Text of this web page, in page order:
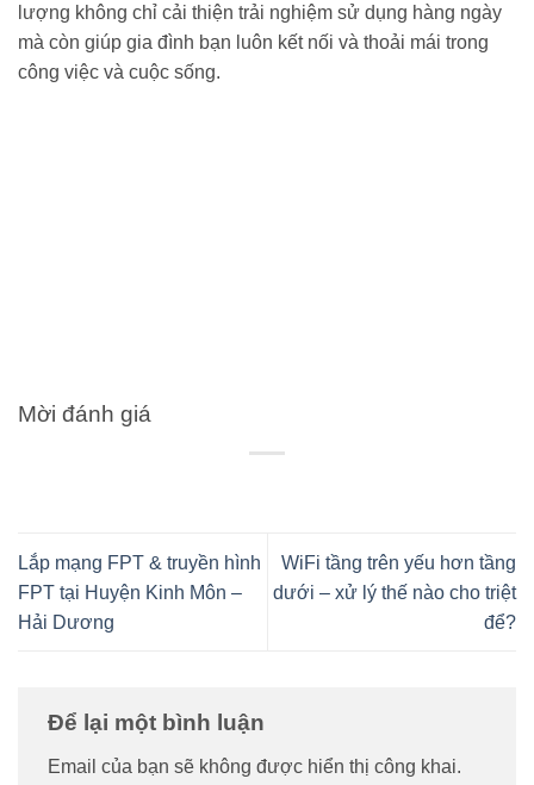
lượng không chỉ cải thiện trải nghiệm sử dụng hàng ngày
mà còn giúp gia đình bạn luôn kết nối và thoải mái trong
công việc và cuộc sống.
Mời đánh giá
Lắp mạng FPT & truyền hình
FPT tại Huyện Kinh Môn –
Hải Dương
WiFi tầng trên yếu hơn tầng
dưới – xử lý thế nào cho triệt
để?
Để lại một bình luận
Email của bạn sẽ không được hiển thị công khai.